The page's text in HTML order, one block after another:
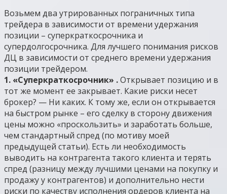
Возьмем два утрированных пограничных типа
трейдера в зависимости от времени удержания
позиции – суперкраткосрочника и
супердолгосрочника. Для лучшего понимания рисков
ДЦ в зависимости от среднего времени удержания
позиции трейдером.
1. «Суперкраткосрочник» .Открывает позицию и в
тот же момент ее закрывает. Какие риски несет
брокер? — Ни каких. К тому же, если он открывается
на быстром рынке – его сделку в сторону движения
цены можно «проскользить» и заработать больше,
чем стандартный спред (по мотиву моей
предыдущей статьи). Есть ли необходимость
выводить на контрагента такого клиента и терять
спред (разницу между лучшими ценами на покупку и
продажу у контрагентов) и дополнительно нести
риски по качеству исполнения ордеров клиента на